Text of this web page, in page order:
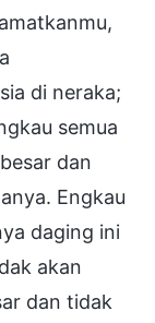
di neraka;
semua
dan
Engkau
daging ini
akan
dan tidak